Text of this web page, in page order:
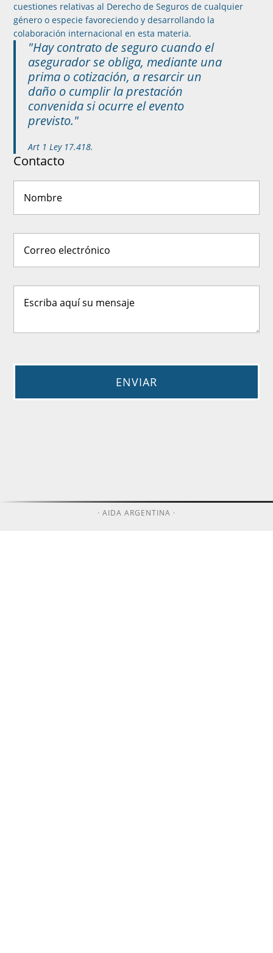
cuestiones relativas al Derecho de Seguros de cualquier
género o especie favoreciendo y desarrollando la
colaboración internacional en esta materia.
"Hay contrato de seguro cuando el
asegurador se obliga, mediante una
prima o cotización, a resarcir un
daño o cumplir la prestación
convenida si ocurre el evento
previsto."
Art 1 Ley 17.418.
Contacto
· AIDA ARGENTINA ·